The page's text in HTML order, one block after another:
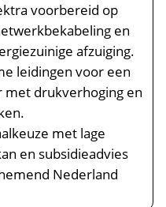
voorbereid op
en
afzuiging.​
leidingen voor een
met drukverhoging en
met lage
en subsidieadvies
Nederland